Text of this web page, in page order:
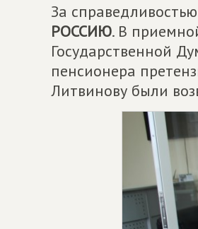
За
РОССИЮ. В
Государственной
пенсионера
Литвинову были